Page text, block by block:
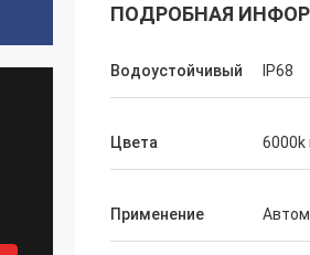
ПОДРОБНАЯ
Водоустойчивый IP68
Цвета 6000k
Применение